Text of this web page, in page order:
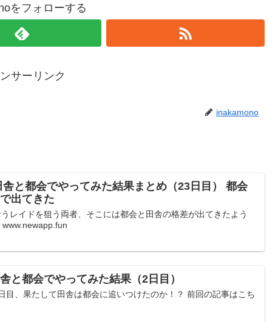
をフォローする
サーリンク
inakamono
舎と都会でやってみた結果まとめ（23日目） 都会
出てきた
レイドを狙う両者、そこには都会と田舎の格差が出てきたよう
と都会でやってみた結果（2日目）
目、果たして田舎は都会に追いつけたのか！？ 前回の記事はこち